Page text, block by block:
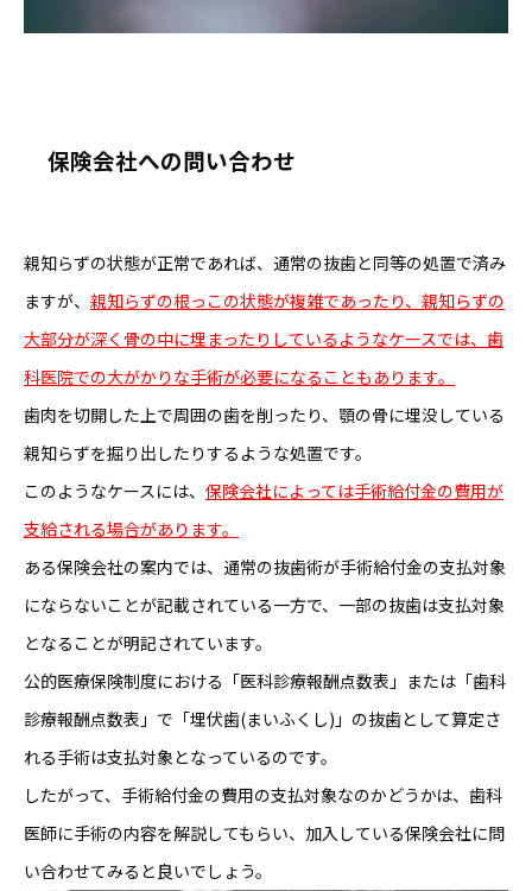
保険会社への問い合わせ
親知らずの状態が正常であれば、通常の抜歯と同等の処置で済み
ますが、 親知らずの根っこの状態が複雑であったり、親知らずの
大部分が深く骨の中に埋まったりしているようなケースでは、歯
科医院での大がかりな手術が必要になることもあります。
歯肉を切開した上で周囲の歯を削ったり、顎の骨に埋没している
親知らずを掘り出したりするような処置です。
このようなケースには、 保険会社によっては手術給付金の費用が
支給される場合があります。
ある保険会社の案内では、通常の抜歯術が手術給付金の支払対象
にならないことが記載されている一方で、一部の抜歯は支払対象
となることが明記されています。
公的医療保険制度における「医科診療報酬点数表」または「歯科
診療報酬点数表」で「埋伏歯(まいふくし)」の抜歯として算定さ
れる手術は支払対象となっているのです。
したがって、手術給付金の費用の支払対象なのかどうかは、歯科
医師に手術の内容を解説してもらい、加入している保険会社に問
い合わせてみると良いでしょう。